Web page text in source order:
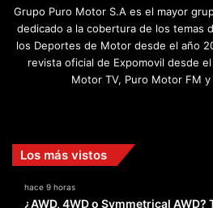
Grupo Puro Motor S.A es el mayor
dedicado a la cobertura de los temas
los Deportes de Motor desde el año
revista oficial de Expomovil desde
Motor TV, Puro Motor FM
Los más vistos
hace 9 horas
¿AWD, 4WD o Symmetrical